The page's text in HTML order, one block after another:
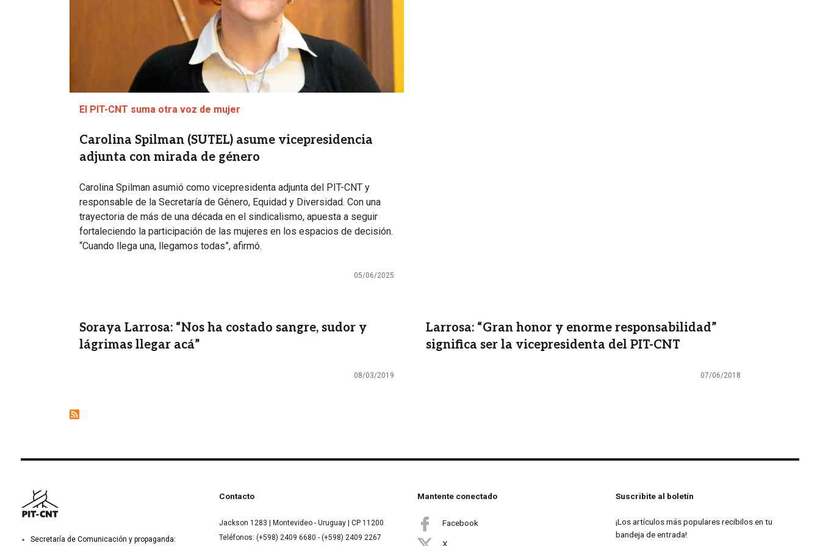
El PIT-CNT suma otra voz de mujer
Carolina Spilman (SUTEL) asume vicepresidencia
adjunta con mirada de género
Carolina Spilman asumió como vicepresidenta adjunta del PIT-CNT y
responsable de la Secretaría de Género, Equidad y Diversidad. Con una
trayectoria de más de una década en el sindicalismo, apuesta a seguir
fortaleciendo la participación de las mujeres en los espacios de decisión.
“Cuando llega una, llegamos todas”, afirmó.
05/06/2025
Soraya Larrosa: “Nos ha costado sangre, sudor y
lágrimas llegar acá”
08/03/2019
Larrosa: “Gran honor y enorme responsabilidad”
significa ser la vicepresidenta del PIT-CNT
07/06/2018
Secretaría de Comunicación y propaganda:
Contacto
Jackson 1283 | Montevideo - Uruguay | CP 11200
Teléfonos: (+598) 2409 6680 - (+598) 2409 2267
Mantente conectado
Facebook
X
Suscribite al boletín
¡Los artículos más populares recibilos en tu
bandeja de entrada!